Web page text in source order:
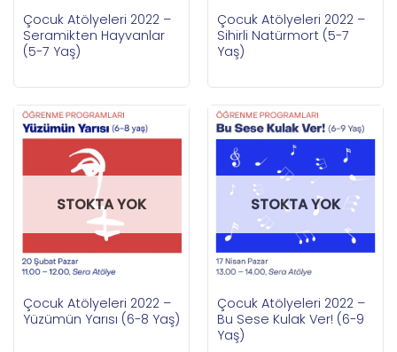
Çocuk Atölyeleri 2022 –
Seramikten Hayvanlar
(5-7 Yaş)
Çocuk Atölyeleri 2022 –
Sihirli Natürmort (5-7
Yaş)
STOKTA YOK
Çocuk Atölyeleri 2022 –
Yüzümün Yarısı (6-8 Yaş)
STOKTA YOK
Çocuk Atölyeleri 2022 –
Bu Sese Kulak Ver! (6-9
Yaş)